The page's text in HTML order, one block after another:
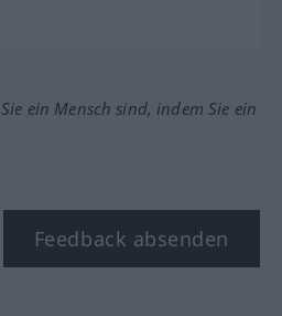
ein Mensch sind, indem Sie ein
Feedback absenden